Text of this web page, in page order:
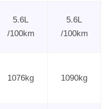
5.6L
/100km
5.6L
/100km
1076kg 1090kg